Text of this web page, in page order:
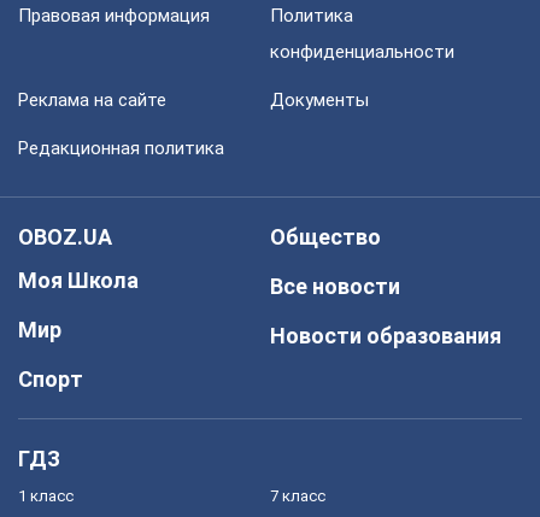
Правовая информация
Политика
конфиденциальности
Реклама на сайте Документы
Редакционная политика
OBOZ.UA
Моя Школа
Мир
Спорт
Общество
Все новости
Новости образования
ГДЗ
1 класс 7 класс